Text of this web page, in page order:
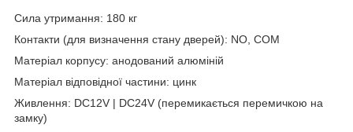
Сила утримання: 180 кг
Контакти (для визначення стану дверей): NO, COM
Матеріал корпусу: анодований алюміній
Матеріал відповідної частини: цинк
Живлення: DC12V | DC24V (перемикається перемичкою на
замку)